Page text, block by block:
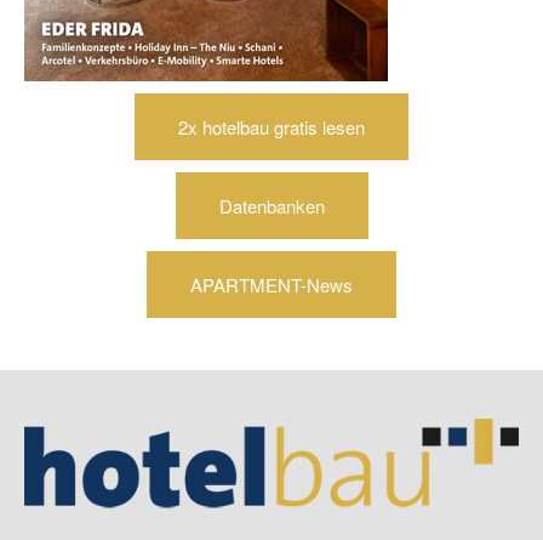
2x hotelbau gratis lesen
Datenbanken
APARTMENT-News